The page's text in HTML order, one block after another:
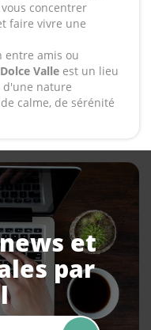
concentrer
faire vivre une
entre amis ou
Valle est un lieu
nature
calme, de sérénité
et
par